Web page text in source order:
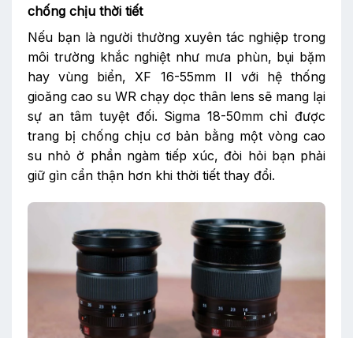
chống chịu thời tiết
Nếu bạn là người thường xuyên tác nghiệp trong
môi trường khắc nghiệt như mưa phùn, bụi bặm
hay vùng biển, XF 16-55mm II với hệ thống
gioăng cao su WR chạy dọc thân lens sẽ mang lại
sự an tâm tuyệt đối. Sigma 18-50mm chỉ được
trang bị chống chịu cơ bản bằng một vòng cao
su nhỏ ở phần ngàm tiếp xúc, đòi hỏi bạn phải
giữ gìn cẩn thận hơn khi thời tiết thay đổi.